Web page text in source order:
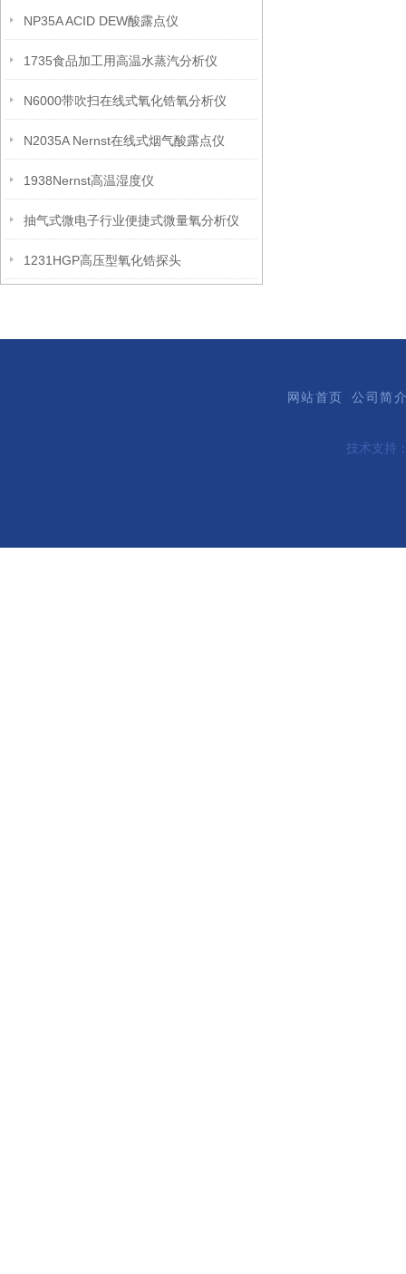
NP35A ACID DEW酸露点仪
1735食品加工用高温水蒸汽分析仪
N6000带吹扫在线式氧化锆氧分析仪
N2035A Nernst在线式烟气酸露点仪
1938Nernst高温湿度仪
抽气式微电子行业便捷式微量氧分析仪
1231HGP高压型氧化锆探头
网站首页 公司简
技术支持